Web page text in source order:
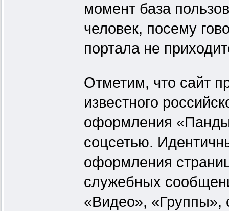
момент база
человек, посему
портала не
Отметим, что сайт
известного
оформления
соцсетью.
оформления
служебных
«Видео», «Группы»,